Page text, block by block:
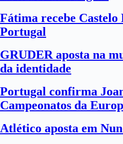
Fátima recebe Castelo
Portugal
GRUDER aposta na
da identidade
Portugal confirma
Campeonatos da
Atlético aposta em